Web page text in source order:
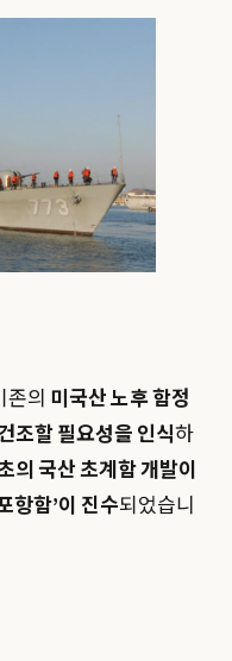
의 미국산 노후 함정
조할 필요성을 인식하
의 국산 초계함 개발이
항함’이 진수되었습니